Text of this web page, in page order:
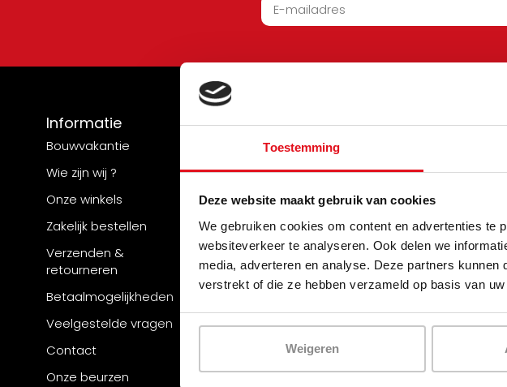
Toestemming
Deze website maakt gebruik van cookies
We gebruiken cookies om content en advertenties te
websiteverkeer te analyseren. Ook delen we
media, adverteren en analyse. Deze partners
verstrekt of die ze hebben verzameld op basis van
Weigeren
Informatie
Bouwvakantie
Wie zijn wij ?
Onze winkels
Zakelijk bestellen
Verzenden &
retourneren
Betaalmogelijkheden
Veelgestelde vragen
Contact
Onze beurzen
Categorieën
Radiator
Designradiator
Radiator ombouw
Handdoekradiator
Elektrische radiator
Paneelradiator
radiator
Hybride radiator
Verticale radiator
Showroom
woensdag
donderdag
vrijdag
zaterdag
zondag
Afhaalmagazijn
maandag
dinsdag